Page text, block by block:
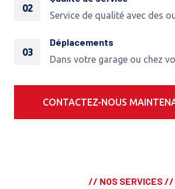
02
Service de qualité avec des
03
Déplacements
Dans votre garage ou chez
CONTACTEZ-NOUS
// NOS SERVICES //